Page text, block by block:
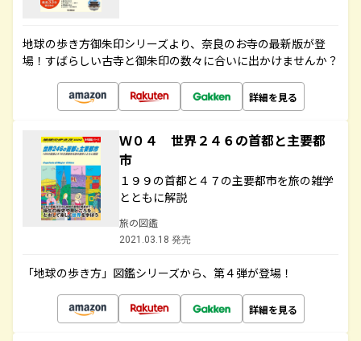
地球の歩き方御朱印シリーズより、奈良のお寺の最新版が登
場！すばらしい古寺と御朱印の数々に合いに出かけませんか？
詳細を見る
Ｗ０４ 世界２４６の首都と主要都
市
１９９の首都と４７の主要都市を旅の雑学
とともに解説
旅の図鑑
2021.03.18 発売
「地球の歩き方」図鑑シリーズから、第４弾が登場！
詳細を見る